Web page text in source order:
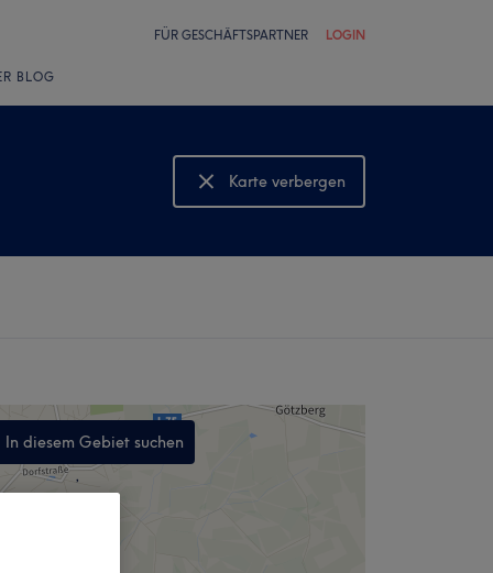
FÜR GESCHÄFTSPARTNER LOGIN
BLOG
Karte verbergen
Karte anzeigen
In diesem Gebiet suchen
,